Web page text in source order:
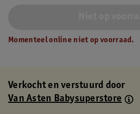
Momenteel online niet op voorraad.
Verkocht en verstuurd door
Van Asten Babysuperstore